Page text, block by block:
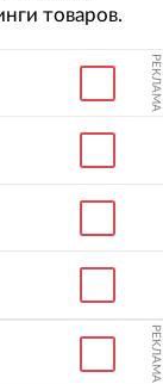
товаров.
РЕКЛАМА
РЕКЛАМА